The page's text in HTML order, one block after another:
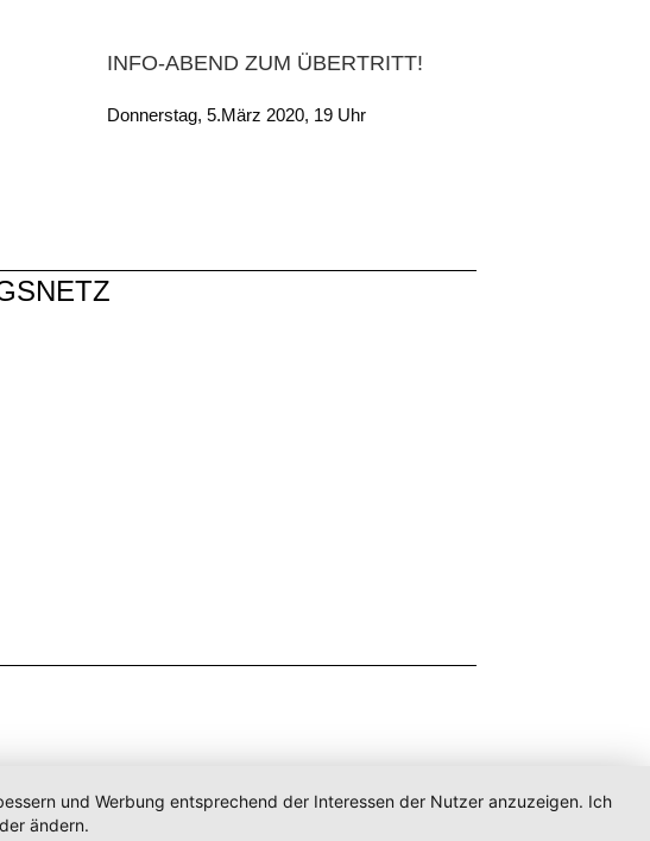
INFO-ABEND ZUM ÜBERTRITT!
Donnerstag, 5.März 2020, 19 Uhr
und Werbung entsprechend der Interessen der Nutzer anzuzeigen. Ich
ändern.